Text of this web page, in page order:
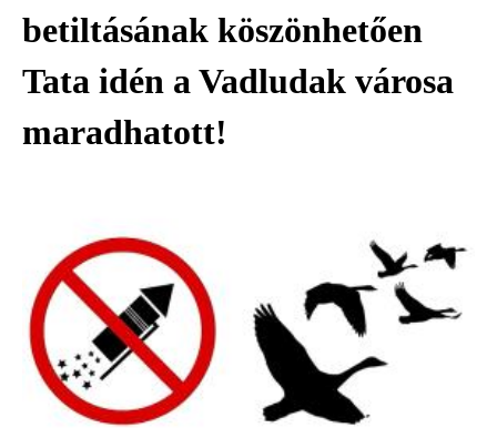
betiltásának köszönhetően
Tata idén a Vadludak városa
maradhatott!